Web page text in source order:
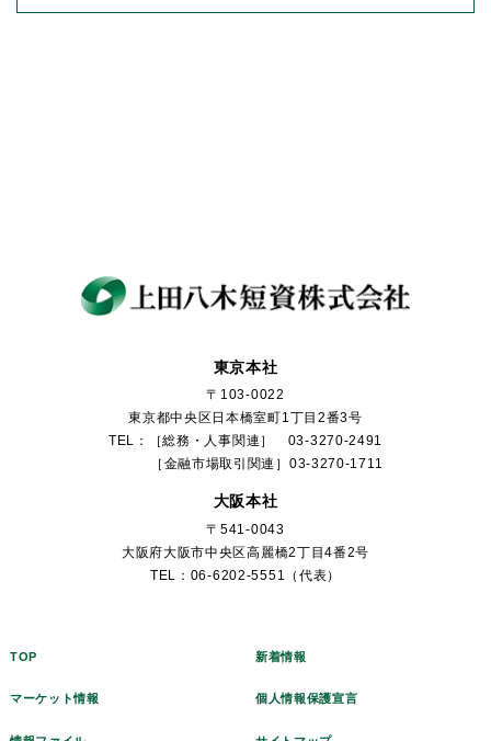
東京本社
〒103-0022
東京都中央区日本橋室町1丁目2番3号
TEL：［総務・人事関連］ 03-3270-2491
［金融市場取引関連］03-3270-1711
大阪本社
〒541-0043
大阪府大阪市中央区高麗橋2丁目4番2号
TEL：06-6202-5551（代表）
TOP
マーケット情報
新着情報
個人情報保護宣言